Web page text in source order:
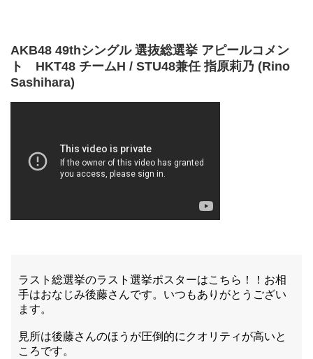
AKB48 49thシングル 選抜総選挙 アピールコメン
ト HKT48 チームH / STU48兼任 指原莉乃 (Rino
Sashihara)
ラスト総選挙のラスト選挙ポスターはこちら！！お相
手はおなじみ後藤さんです。いつもありがとうござい
ます。
見所は後藤さんのほうが圧倒的にクオリティが高いと
ころです。